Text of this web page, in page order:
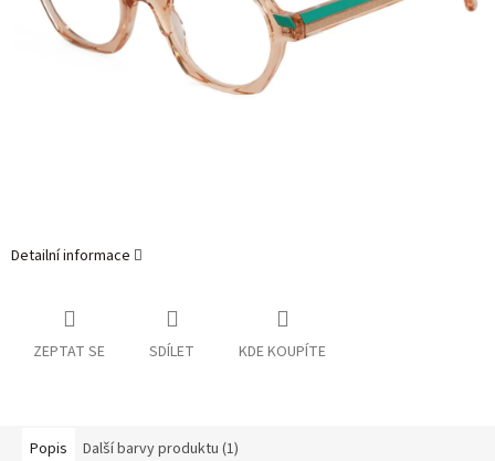
Detailní informace
ZEPTAT SE SDÍLET KDE KOUPÍTE
Popis Další barvy produktu (1)